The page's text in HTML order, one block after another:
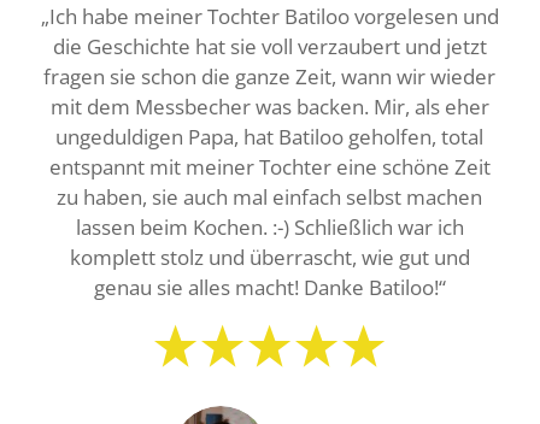
„Ich habe meiner Tochter Batiloo vorgelesen und
die Geschichte hat sie voll verzaubert und jetzt
fragen sie schon die ganze Zeit, wann wir wieder
mit dem Messbecher was backen. Mir, als eher
ungeduldigen Papa, hat Batiloo geholfen, total
entspannt mit meiner Tochter eine schöne Zeit
zu haben, sie auch mal einfach selbst machen
lassen beim Kochen. :-) Schließlich war ich
komplett stolz und überrascht, wie gut und
genau sie alles macht! Danke Batiloo!“
„Uns ist es sehr wichtig, frisch und gesund zu
kochen. Natürlich wollen wir das auch unserer
Tochter weitergeben! Batiloo und seine Freunde
helfen uns dabei und die Kleine ist begeistert!
DANKE!“
Martina
Alexander